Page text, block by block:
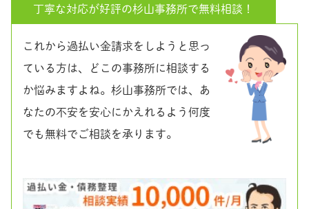
丁寧な対応が好評の杉山事務所で無料相談！
これから過払い金請求をしようと思っ
ている方は、どこの事務所に相談する
か悩みますよね。杉山事務所では、あ
なたの不安を安心にかえれるよう何度
でも無料でご相談を承ります。